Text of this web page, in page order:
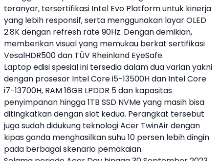
teranyar, tersertifikasi Intel Evo Platform untuk kinerja
yang lebih responsif, serta menggunakan layar OLED
2.8K dengan refresh rate 90Hz. Dengan demikian,
memberikan visual yang memukau berkat sertifikasi
VesalHDR500 dan TÜV Rheinland EyeSafe.
Laptop edisi spesial ini tersedia dalam dua varian yakni
dengan prosesor Intel Core i5-13500H dan Intel Core
i7-13700H, RAM 16GB LPDDR 5 dan kapasitas
penyimpanan hingga 1TB SSD NVMe yang masih bisa
ditingkatkan dengan slot kedua. Perangkat tersebut
juga sudah didukung teknologiAcer TwinAir dengan
kipas ganda menghasilkan suhu 10 persen lebih dingin
pada berbagai skenario pemakaian.